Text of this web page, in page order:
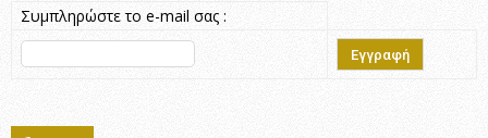
Συμπληρώστε το e-mail σας :